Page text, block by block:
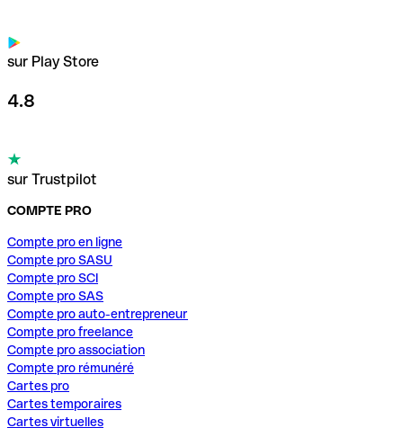
sur Play Store
4.8
sur Trustpilot
COMPTE PRO
Compte pro en ligne
Compte pro SASU
Compte pro SCI
Compte pro SAS
Compte pro auto-entrepreneur
Compte pro freelance
Compte pro association
Compte pro rémunéré
Cartes pro
Cartes temporaires
Cartes virtuelles